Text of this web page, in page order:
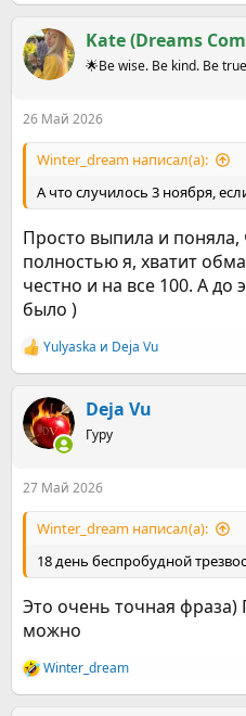
а
ц
и
Kate (Dreams
🌟Be wise. Be kind. Be
26 Май 2026
Winter_dream написал(а):
А что случилось 3 ноября,
Просто выпила и поняла,
полностью я, хватит
честно и на все 100. А до
было )
Р
е
к
ц
и
Yulyaska и Deja Vu
Deja Vu
Гуру
27 Май 2026
Winter_dream написал(а):
18 день беспробудной
Это очень точная
можно
Р
е
Winter_dream